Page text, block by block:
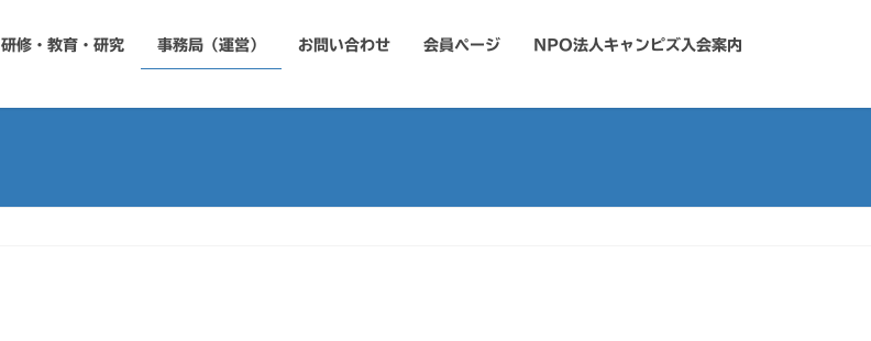
研修・教育・研究 事務局（運営） お問い合わせ 会員ページ NPO法人キャンピズ入会案内